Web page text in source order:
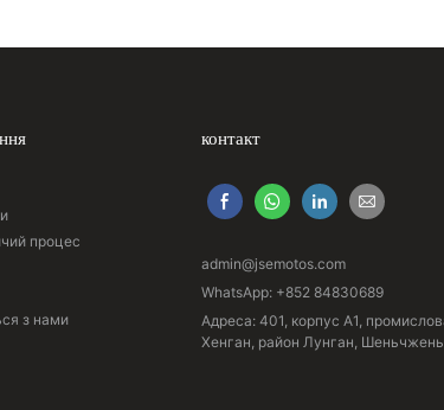
процес
з нами
контакт
admin@jsemotos.com
WhatsApp: +852 84830689
Адреса: 401, корпус A1,
Хенган, район Лунган,